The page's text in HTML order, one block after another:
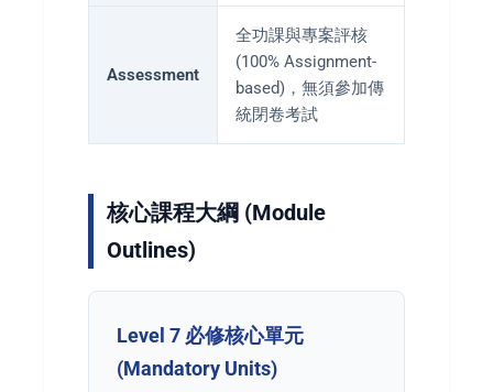
Assessment
全功課與專案評核
(100% Assignment-
based)，無須參加傳
統閉卷考試
核心課程大綱 (Module
Outlines)
Level 7 必修核心單元
(Mandatory Units)